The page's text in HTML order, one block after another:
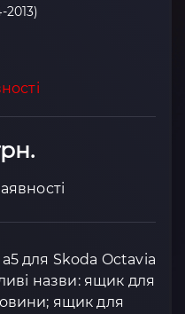
для Skoda Octavia
назви: ящик для
ящик для